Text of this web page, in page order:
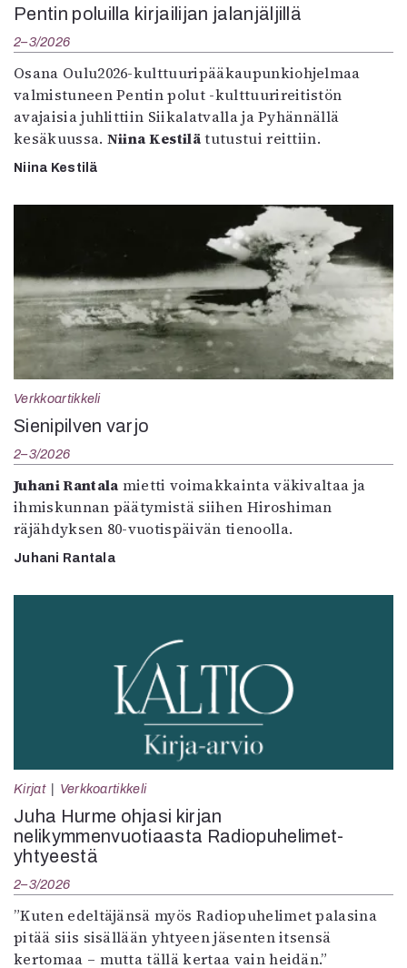
Pentin poluilla kirjailijan jalanjäljillä
2–3/2026
Osana Oulu2026-kulttuuripääkaupunkiohjelmaa
valmistuneen Pentin polut -kulttuurireitistön
avajaisia juhlittiin Siikalatvalla ja Pyhännällä
kesäkuussa. Niina Kestilätutustui reittiin.
Niina Kestilä
Verkkoartikkeli
Sienipilven varjo
2–3/2026
Juhani Rantala mietti voimakkainta väkivaltaa ja
ihmiskunnan päätymistä siihen Hiroshiman
räjähdyksen 80-vuotispäivän tienoolla.
Juhani Rantala
Kirjat Verkkoartikkeli
Juha Hurme ohjasi kirjan
nelikymmenvuotiaasta Radiopuhelimet-
yhtyeestä
2–3/2026
”Kuten edeltäjänsä myös Radiopuhelimet palasina
pitää siis sisällään yhtyeen jäsenten itsensä
kertomaa – mutta tällä kertaa vain heidän.”